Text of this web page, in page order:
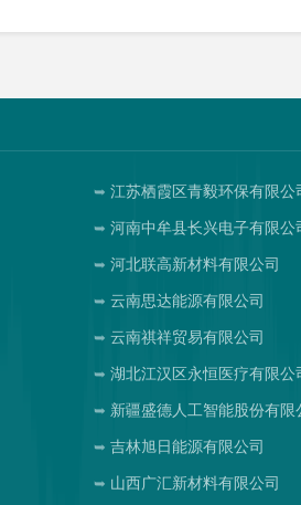
江苏栖霞区青毅环保有限公
河南中牟县长兴电子有限公
河北联高新材料有限公司
云南思达能源有限公司
云南祺祥贸易有限公司
湖北江汉区永恒医疗有限公
新疆盛德人工智能股份有限
吉林旭日能源有限公司
山西广汇新材料有限公司